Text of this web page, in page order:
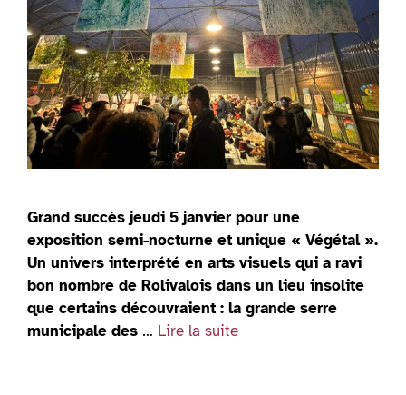
Grand succès jeudi 5 janvier pour une
exposition semi-nocturne et unique « Végétal ».
Un univers interprété en arts visuels qui a ravi
bon nombre de Rolivalois dans un lieu insolite
que certains découvraient : la grande serre
municipale des … Lire la suite